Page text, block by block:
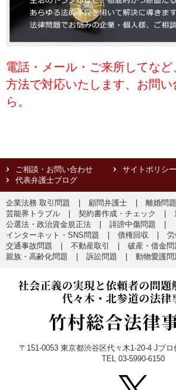
電話・メール・ご来所してな
方法で対応いたします、お問い
ら。
ご相談・お問い合わせ
サイトポリシー
代表弁護士ブログ
企業法務 取引問題 顧問弁護士
離婚問題
芸能界トラブル
契約書作成・チェック
公選法・政治資金規正法
誹謗中傷問題
インターネット・SNS問題
債権回収
労
交通事故問題
不動産取引 破産・借金問
親族・高齢化問題
訴訟問題 動物愛護問
〒151-0053 東京都渋谷区代々木1-20-4 Jプ
TEL 03-5990-6150